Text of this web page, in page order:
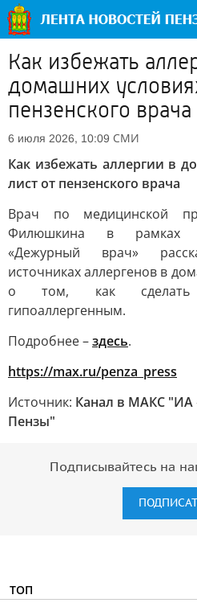
Как избежать
домашних
пензенского врача
6 июля 2026, 10:09 СМИ
Как избежать аллергии в
лист от пензенского врача
Врач по медицинской
Филюшкина в рамках
«Дежурный врач»
источниках аллергенов в
о том, как сделать
гипоаллергенным.
Подробнее –здесь.
https://max.ru/penza_press
Источник: Канал в МАКС "ИА
Пензы"
Подписывайтесь на
ТОП